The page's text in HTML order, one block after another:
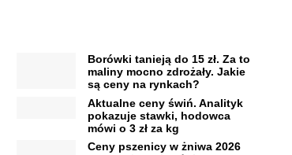
Borówki tanieją do 15 zł. Za to
maliny mocno zdrożały. Jakie
są ceny na rynkach?
Aktualne ceny świń. Analityk
pokazuje stawki, hodowca
mówi o 3 zł za kg
Ceny pszenicy w żniwa 2026